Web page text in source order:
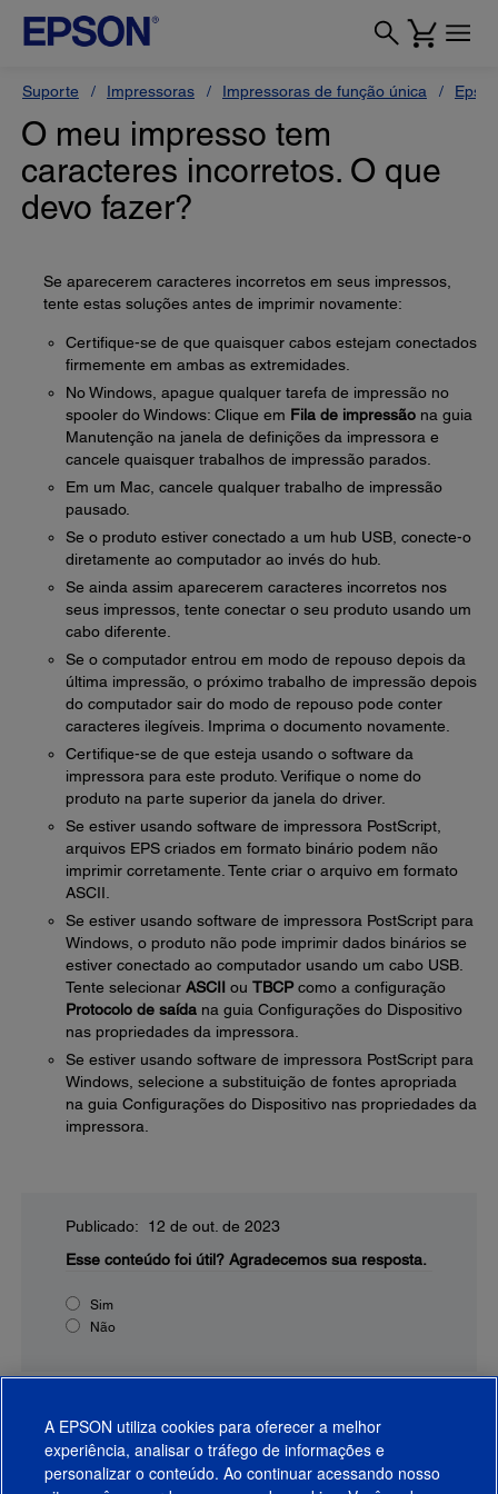
Suporte Impressoras Impressoras de função única
O meu impresso tem
caracteres incorretos. O que
devo fazer?
Se aparecerem caracteres incorretos em seus impressos,
tente estas soluções antes de imprimir novamente:
Certifique-se de que quaisquer cabos estejam conectados
firmemente em ambas as extremidades.
No Windows, apague qualquer tarefa de impressão no
spooler do Windows: Clique em Fila de impressão na guia
Manutenção na janela de definições da impressora e
cancele quaisquer trabalhos de impressão parados.
Em um Mac, cancele qualquer trabalho de impressão
pausado.
Se o produto estiver conectado a um hub USB, conecte-o
diretamente ao computador ao invés do hub.
Se ainda assim aparecerem caracteres incorretos nos
seus impressos, tente conectar o seu produto usando um
cabo diferente.
Se o computador entrou em modo de repouso depois da
última impressão, o próximo trabalho de impressão depois
do computador sair do modo de repouso pode conter
caracteres ilegíveis. Imprima o documento novamente.
Certifique-se de que esteja usando o software da
impressora para este produto. Verifique o nome do
produto na parte superior da janela do driver.
Se estiver usando software de impressora PostScript,
arquivos EPS criados em formato binário podem não
imprimir corretamente. Tente criar o arquivo em formato
ASCII.
Se estiver usando software de impressora PostScript para
Windows, o produto não pode imprimir dados binários se
estiver conectado ao computador usando um cabo USB.
Tente selecionar ASCII ou TBCPcomo a configuração
Protocolo de saída na guia Configurações do Dispositivo
nas propriedades da impressora.
Se estiver usando software de impressora PostScript para
Windows, selecione a substituição de fontes apropriada
na guia Configurações do Dispositivo nas propriedades da
impressora.
Publicado: 12 de out. de 2023
Esse conteúdo foi útil? Agradecemos sua resposta.
Sim
Não
A EPSON utiliza cookies para oferecer a melhor
experiência, analisar o tráfego de informações e
personalizar o conteúdo. Ao continuar acessando nosso